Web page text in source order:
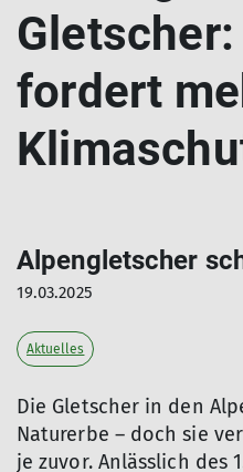
Gletscher:
fordert
Alpengletscher
19.03.2025
Aktuelles
Die Gletscher in den
Naturerbe – doch sie
je zuvor. Anlässlich des